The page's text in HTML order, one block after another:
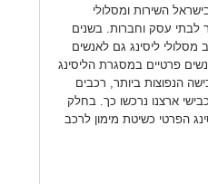
השירות ומסלולי
לבתי עסק וחברות. בשנים
ליסינג גם לאנשים
פרטיים במסגרת הליסינג
הנפוצות ביותר, רכבים
ארצנו נרכשו כך. בחלק
הפרטי כשיטת מימון לרכב